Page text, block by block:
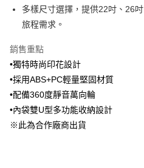
帳／街口支付／iPASS MONEY」等通
1.本服務係由「台灣大哥大股份有限公
用戶於交易時，得透過本服務購買商品
買賣價金債權讓與本公司後，依約使用
2.基於同意付款使用「大哥付你分期」
由本公司與您本人進行分期帳單所需資
3.完整用戶服務條款，請詳閱以下連結：
多樣尺寸選擇，提供22吋、26
旅程需求。
銷售重點
•獨特時尚印花設計
•採用ABS+PC輕量堅固材質
•配備360度靜音萬向輪
•內袋雙U型多功能收納設計
※此為合作廠商出貨